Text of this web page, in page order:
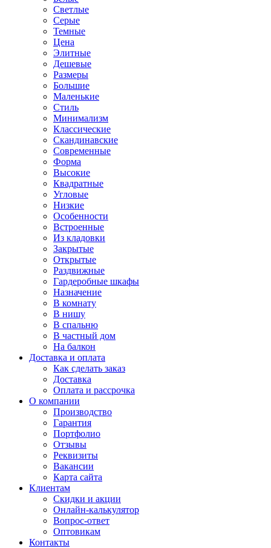
Светлые
Серые
Темные
Цена
Элитные
Дешевые
Размеры
Большие
Маленькие
Стиль
Минимализм
Классические
Скандинавские
Современные
Форма
Высокие
Квадратные
Угловые
Низкие
Особенности
Встроенные
Из кладовки
Закрытые
Открытые
Раздвижные
Гардеробные шкафы
Назначение
В комнату
В нишу
В спальню
В частный дом
На балкон
Доставка и оплата
Как сделать заказ
Доставка
Оплата и рассрочка
О компании
Производство
Гарантия
Портфолио
Отзывы
Реквизиты
Вакансии
Карта сайта
Клиентам
Скидки и акции
Онлайн-калькулятор
Вопрос-ответ
Оптовикам
Контакты